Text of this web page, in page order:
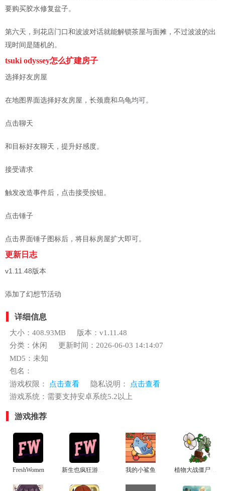
要购买胶水修复盆子。
第六天，到花店门口和波波对话就能解锁茶屋与面摊，不过波波的出
现时间是随机的。
tsuki odyssey怎么扩建房子
选择好友房屋
在地图界面选择好友房屋，长颈鹿和乌龟均可。
点击聊天
和目标好友聊天，提升好感度。
接受请求
触发改造事件后，点击接受按钮。
点击锤子
点击界面锤子图标后，将目标房屋扩大即可。
更新日志
v1.11.48版本
添加了幻想节活动
详细信息
大小：408.93MB
版本：v1.11.48
分类：休闲
更新时间：2026-06-03 14:14:07
MD5：未知
包名：
游戏权限：
点击查看 隐私说明：
点击查看
游戏系统：需要支持安卓系统5.2以上
游戏推荐
FreshWomen 我的小鲨鱼